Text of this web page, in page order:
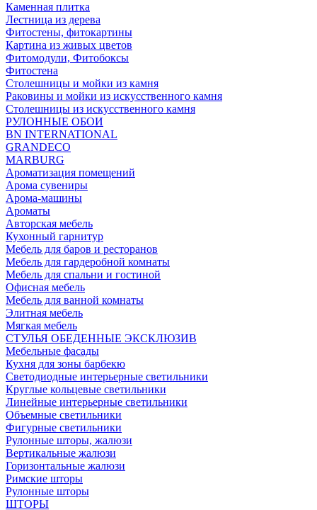
Каменная плитка
Лестница из дерева
Фитостены, фитокартины
Картина из живых цветов
Фитомодули, Фитобоксы
Фитостена
Столешницы и мойки из камня
Раковины и мойки из искусственного камня
Столешницы из искусственного камня
РУЛОННЫЕ ОБОИ
BN INTERNATIONAL
GRANDECO
MARBURG
Ароматизация помещений
Арома сувениры
Арома-машины
Ароматы
Авторская мебель
Кухонный гарнитур
Мебель для баров и ресторанов
Мебель для гардеробной комнаты
Мебель для спальни и гостиной
Офисная мебель
Мебель для ванной комнаты
Элитная мебель
Мягкая мебель
СТУЛЬЯ ОБЕДЕННЫЕ ЭКСКЛЮЗИВ
Мебельные фасады
Кухня для зоны барбекю
Светодиодные интерьерные светильники
Круглые кольцевые светильники
Линейные интерьерные светильники
Объемные светильники
Фигурные светильники
Рулонные шторы, жалюзи
Вертикальные жалюзи
Горизонтальные жалюзи
Римские шторы
Рулонные шторы
ШТОРЫ